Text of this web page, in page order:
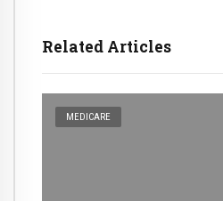
Related Articles
MEDICARE